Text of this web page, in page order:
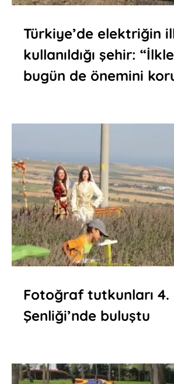
Türkiye’de elektriğin
kullanıldığı şehir:
bugün de önemini
Fotoğraf tutkunları 4.
Şenliği’nde buluştu